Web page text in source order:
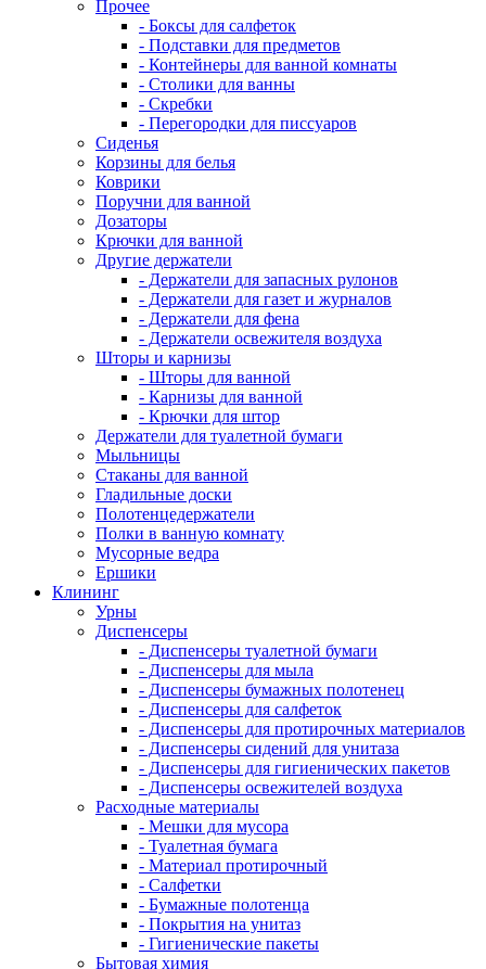
Прочее
- Боксы для салфеток
- Подставки для предметов
- Контейнеры для ванной комнаты
- Столики для ванны
- Скребки
- Перегородки для писсуаров
Сиденья
Корзины для белья
Коврики
Поручни для ванной
Дозаторы
Крючки для ванной
Другие держатели
- Держатели для запасных рулонов
- Держатели для газет и журналов
- Держатели для фена
- Держатели освежителя воздуха
Шторы и карнизы
- Шторы для ванной
- Карнизы для ванной
- Крючки для штор
Держатели для туалетной бумаги
Мыльницы
Стаканы для ванной
Гладильные доски
Полотенцедержатели
Полки в ванную комнату
Мусорные ведра
Ершики
Клининг
Урны
Диспенсеры
- Диспенсеры туалетной бумаги
- Диспенсеры для мыла
- Диспенсеры бумажных полотенец
- Диспенсеры для салфеток
- Диспенсеры для протирочных материалов
- Диспенсеры сидений для унитаза
- Диспенсеры для гигиенических пакетов
- Диспенсеры освежителей воздуха
Расходные материалы
- Мешки для мусора
- Туалетная бумага
- Материал протирочный
- Салфетки
- Бумажные полотенца
- Покрытия на унитаз
- Гигиенические пакеты
Бытовая химия